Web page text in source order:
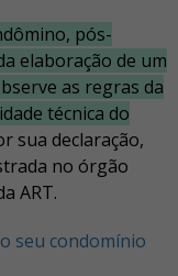
pós-
elaboração de um
as regras da
técnica do
sua declaração,
no órgão
ART.
seu condomínio